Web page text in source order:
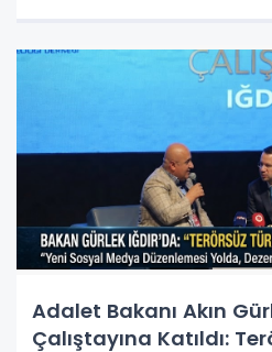
Adalet Bakanı Akın
Çalıştayına Katıldı: